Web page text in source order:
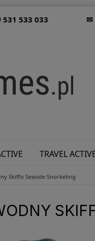
533 033 ✉
TRAVEL
SHOWROOM:
Skiffo Seaside Snorkeling